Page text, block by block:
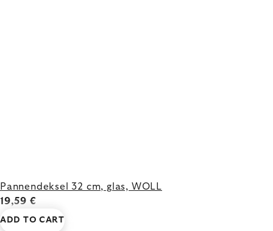
Pannendeksel 32 cm, glas, WOLL
19,59 €
ADD TO CART